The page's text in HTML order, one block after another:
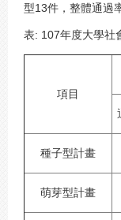
型13件，整體通過
表: 107年度大學社
項目
種子型計畫
萌芽型計畫